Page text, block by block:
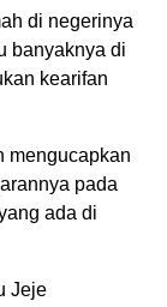
di negerinya
banyaknya di
kearifan
mengucapkan
pada
ada di
Jeje